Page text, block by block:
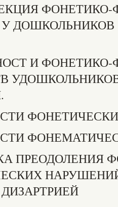
У ДОШКОЛЬНИКОВ
И
ПРЕОДОЛЕНИЯ